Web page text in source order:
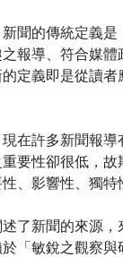
的傳統定義是
報導、符合媒
定義即是從讀者
許多新聞報導
要性卻很低，
、影響性、獨特
新聞的來源，
「敏銳之觀察